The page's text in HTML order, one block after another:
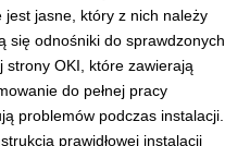
jasne, który z nich należy
się odnośniki do sprawdzonych
strony OKI, które zawierają
do pełnej pracy
problemów podczas instalacji.
prawidłowej instalacji